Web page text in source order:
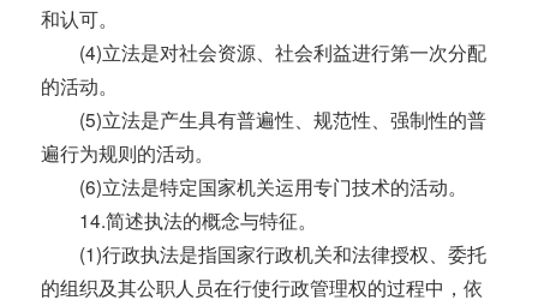
和认可。
(4)立法是对社会资源、社会利益进行第一次分配
的活动。
(5)立法是产生具有普遍性、规范性、强制性的普
遍行为规则的活动。
(6)立法是特定国家机关运用专门技术的活动。
14.简述执法的概念与特征。
(1)行政执法是指国家行政机关和法律授权、委托
的组织及其公职人员在行使行政管理权的过程中，依